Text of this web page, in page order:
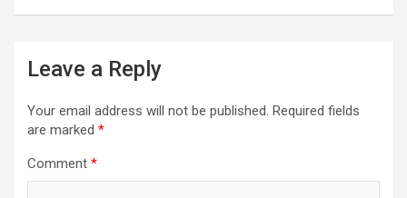
Leave a Reply
Your email address will not be published. Required fields
are marked *
Comment *